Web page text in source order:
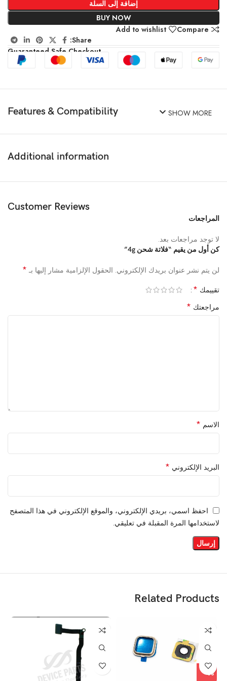
إضافة إلى السلة
BUY NOW
Compare
Add to wishlist
Share:
Guaranteed Safe Checkout
Features & Compatibility SHOW MORE
Additional information
Customer Reviews
المراجعات
لا توجد مراجعات بعد.
كن أول من يقيم “فلاتة شحن 4g”
لن يتم نشر عنوان بريدك الإلكتروني. الحقول الإلزامية مشار إليها بـ *
تقييمك *
مراجعتك *
الاسم *
البريد الإلكتروني *
احفظ اسمي، بريدي الإلكتروني، والموقع الإلكتروني في هذا المتصفح
لاستخدامها المرة المقبلة في تعليقي.
Related Products